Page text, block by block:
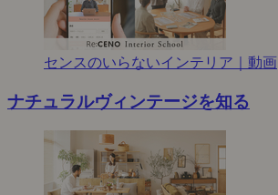
センスのいらないインテリア｜動画
ナチュラルヴィンテージを知る